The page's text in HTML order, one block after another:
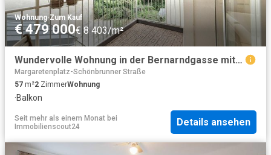
Wohnung·Zum Kauf
€ 479 000€ 8 403/m²
Wundervolle Wohnung in der Bernarndgasse mit Balkon Biedermeierhaus Befristet vermietet bis 2029
Margaretenplatz-Schönbrunner Straße
57 m²2 ZimmerWohnung
·Balkon
Seit mehr als einem Monat bei
Immobilienscout24
Details ansehen